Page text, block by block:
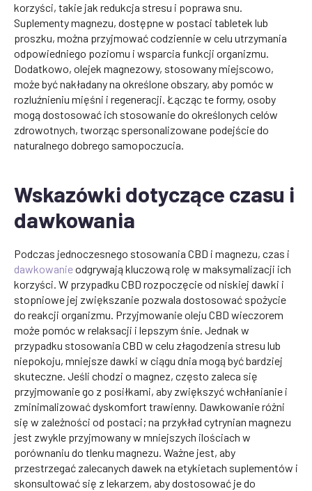
korzyści, takie jak redukcja stresu i poprawa snu.
Suplementy magnezu, dostępne w postaci tabletek lub
proszku, można przyjmować codziennie w celu utrzymania
odpowiedniego poziomu i wsparcia funkcji organizmu.
Dodatkowo, olejek magnezowy, stosowany miejscowo,
może być nakładany na określone obszary, aby pomóc w
rozluźnieniu mięśni i regeneracji. Łącząc te formy, osoby
mogą dostosować ich stosowanie do określonych celów
zdrowotnych, tworząc spersonalizowane podejście do
naturalnego dobrego samopoczucia.
Wskazówki dotyczące czasu i
dawkowania
Podczas jednoczesnego stosowania CBD i magnezu, czas i
dawkowanieodgrywają kluczową rolę w maksymalizacji ich
korzyści. W przypadku CBD rozpoczęcie od niskiej dawki i
stopniowe jej zwiększanie pozwala dostosować spożycie
do reakcji organizmu. Przyjmowanie oleju CBD wieczorem
może pomóc w relaksacji i lepszym śnie. Jednak w
przypadku stosowania CBD w celu złagodzenia stresu lub
niepokoju, mniejsze dawki w ciągu dnia mogą być bardziej
skuteczne. Jeśli chodzi o magnez, często zaleca się
przyjmowanie go z posiłkami, aby zwiększyć wchłanianie i
zminimalizować dyskomfort trawienny. Dawkowanie różni
się w zależności od postaci; na przykład cytrynian magnezu
jest zwykle przyjmowany w mniejszych ilościach w
porównaniu do tlenku magnezu. Ważne jest, aby
przestrzegać zalecanych dawek na etykietach suplementów i
skonsultować się z lekarzem, aby dostosować je do